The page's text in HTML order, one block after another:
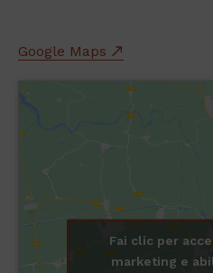
Google Maps
Fai clic per
marketing e